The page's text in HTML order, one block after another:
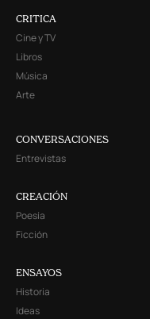
CRITICA
Cine y TV
Libros
Música
Arte
CONVERSACIONES
Entrevistas
CREACIÓN
Poesía
Ficción
ENSAYOS
Historia
Ideas